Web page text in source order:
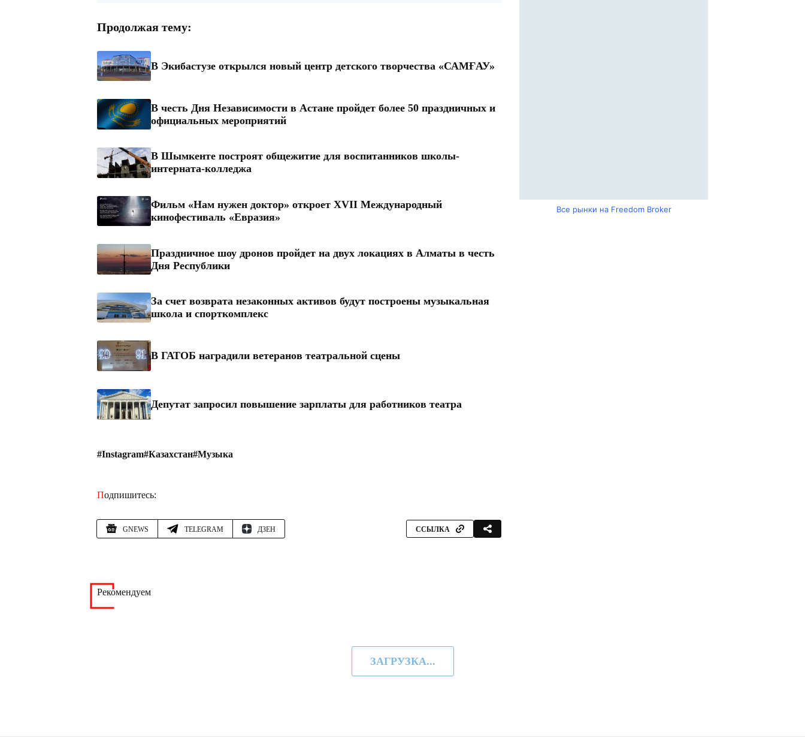
Продолжая тему:
В Экибастузе открылся новый центр детского творчества «САМҒАУ»
В честь Дня Независимости в Астане пройдет более 50 праздничных и
официальных мероприятий
В Шымкенте построят общежитие для воспитанников школы-
интерната-колледжа
Фильм «Нам нужен доктор» откроет XVII Международный
кинофестиваль «Евразия»
Праздничное шоу дронов пройдет на двух локациях в Алматы в честь
Дня Республики
За счет возврата незаконных активов будут построены музыкальная
школа и спорткомплекс
В ГАТОБ наградили ветеранов театральной сцены
Депутат запросил повышение зарплаты для работников театра
#Instagram#Казахстан#Музыка
Подпишитесь:
GNEWS TELEGRAM ДЗЕН ССЫЛКА
Все рынки на Freedom Broker
Рекомендуем
ЗАГРУЗКА...